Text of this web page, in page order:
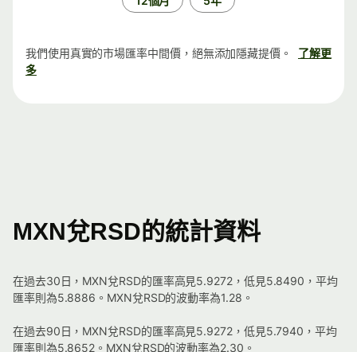
我們使用真實的市場匯率中間價，絕無添加隱藏提價。
了解更
多
MXN兌RSD的統計資料
在過去30日，MXN兌RSD的匯率高見5.9272，低見5.8490，平均
匯率則為5.8886。MXN兌RSD的波動率為1.28。
在過去90日，MXN兌RSD的匯率高見5.9272，低見5.7940，平均
匯率則為5.8652。MXN兌RSD的波動率為2.30。